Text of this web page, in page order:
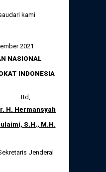
kami
2021
NASIONAL
INDONESIA
ttd,
H. Hermansyah
S.H., M.H.
Jenderal